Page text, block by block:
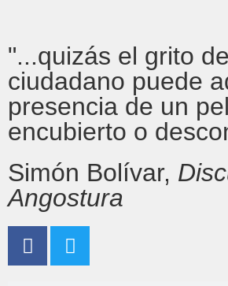
"...quizás el grito
ciudadano puede
presencia de un
encubierto o
Simón Bolívar,
Angostura